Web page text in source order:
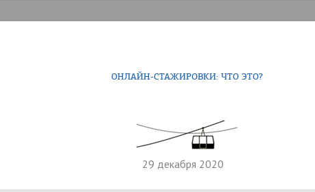
ОНЛАЙН-СТАЖИРОВКИ: ЧТО ЭТО?
29 декабря 2020